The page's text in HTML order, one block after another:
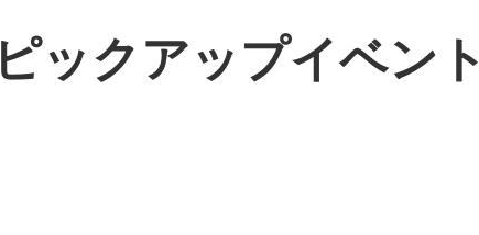
ピックアップイベント